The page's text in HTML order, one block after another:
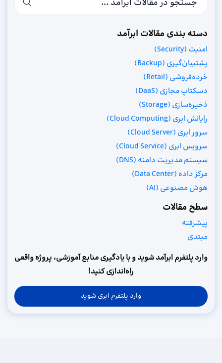
دسته بندی مقالات ابرآمد
امنیت (Security)
پشتیبان‌گیری (Backup)
خرده‌فروشی (Retail)
دسکتاپ مجازی (DaaS)
ذخیره‌سازی (Storage)
رایانش ابری (Cloud Computing)
سرور ابری (Cloud Server)
سرویس ابری (Cloud Service)
سیستم مدیریت دامنه (DNS)
مرکز داده (Data Center)
هوش مصنوعی (AI)
سطح مقالات
پیشرفته
مبتدی
وارد پلتفرم ابرآمد شوید و با یادگیری منابع آموزشی، پروژه واقعی
راه‌اندازی کنید!
وارد پلتفرم ابری شوید